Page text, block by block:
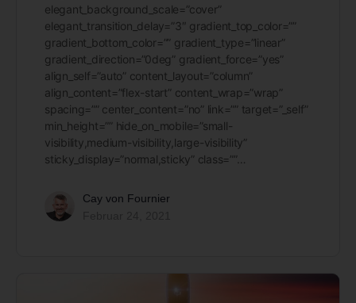
elegant_background_scale=”cover”
elegant_transition_delay=”3″ gradient_top_color=””
gradient_bottom_color=”” gradient_type=”linear”
gradient_direction=”0deg” gradient_force=”yes”
align_self=”auto” content_layout=”column”
align_content=”flex-start” content_wrap=”wrap”
spacing=”” center_content=”no” link=”” target=”_self”
min_height=”” hide_on_mobile=”small-
visibility,medium-visibility,large-visibility”
sticky_display=”normal,sticky” class=””…
Cay von Fournier